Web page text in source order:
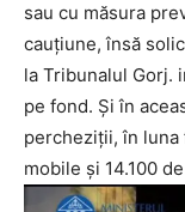
sau cu măsura
cauţiune, însă
la Tribunalul Gorj.
pe fond. Și în
percheziții, în
mobile și 14.100